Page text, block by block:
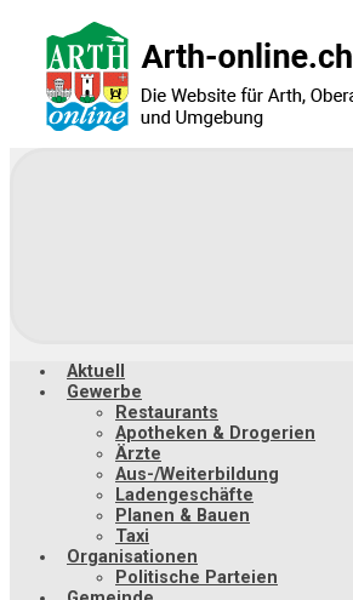
Hauptinhalt
springen
Aktuell
Gewerbe
Restaurants
Apotheken & Drogerien
Ärzte
Aus-/Weiterbildung
Ladengeschäfte
Planen & Bauen
Taxi
Organisationen
Politische Parteien